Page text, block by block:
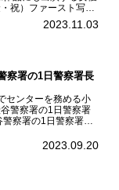
祝）ファースト写真
イベントを
開催した。原菜乃華フ
2023.11.03
察署の1日警察署長
センターを務める小
警察署の1日警察署
察署の1日警察署長
5年 秋の全国交通安全
2023.09.20